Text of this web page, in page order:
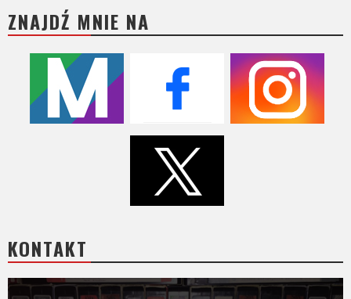
ZNAJDŹ MNIE NA
KONTAKT